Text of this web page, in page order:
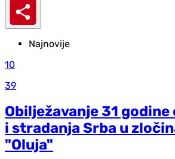
Najnovije
10
39
Obilježavanje 31 godine
i stradanja Srba u
"Oluja"